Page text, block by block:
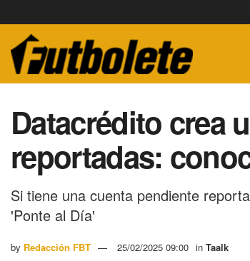
Datacrédito crea
reportadas:
Si tiene una cuenta pendiente
'Ponte al Día'
by Redacción FBT 25/02/2025 09:00 in Taalk